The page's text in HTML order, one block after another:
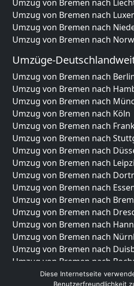
Umzug von Bremen nach
Umzug von Bremen nach
Umzug von Bremen nach
Umzug von Bremen nach
Umzüge-
Umzug von Bremen nach
Umzug von Bremen nach
Umzug von Bremen nach
Umzug von Bremen nach Köln
Umzug von Bremen nach
Umzug von Bremen nach
Umzug von Bremen nach
Umzug von Bremen nach
Umzug von Bremen nach
Umzug von Bremen nach
Umzug von Bremen nach
Umzug von Bremen nach
Umzug von Bremen nach
Umzug von Bremen nach
Umzug von Bremen nach
Umzug von Bremen nach
Umzug von Bremen nach
Diese Internetseite
Benutzerfreundlichkeit